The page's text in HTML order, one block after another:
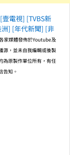
[壹電視] [TVBS新
] [年代新聞] [非
家媒體發佈於Youtube及
源，並未自我編輯或後製
為原製作單位所有，有任
告知。